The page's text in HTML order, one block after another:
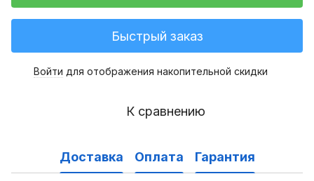
Быстрый заказ
Войти для отображения накопительной скидки
К сравнению
Доставка Оплата Гарантия